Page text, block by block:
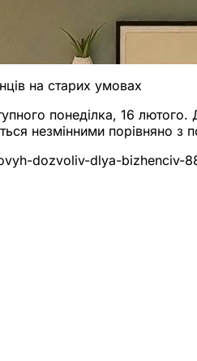
на старих умовах
понеділка, 16
незмінними порівняно з
dozvoliv-dlya-bizhenciv-